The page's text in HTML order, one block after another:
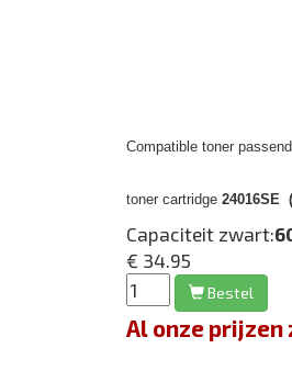
Compatible toner
toner cartridge 24016SE
Capaciteit zwart:
€ 34.95
Bestel
Al onze